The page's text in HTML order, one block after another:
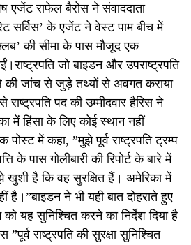
एजेंट राफेल बैरोस ने संवाददाता
सर्विस’ के एजेंट ने वेस्ट पाम बीच में
की सीमा के पास मौजूद एक
जो बाइडन और उपराष्ट्रपति
की जांच से जुड़े तथ्यों से अवगत कराया
राष्ट्रपति पद की उम्मीदवार हैरिस ने
में हिंसा के लिए कोई स्थान नहीं
में कहा, ”मुझे पूर्व राष्ट्रपति ट्रम्प
के पास गोलीबारी की रिपोर्ट के बारे में
खुशी है कि वह सुरक्षित हैं। अमेरिका में
है।”बाइडन ने भी यही बात दोहराते हुए
यह सुनिश्चित करने का निर्देश दिया है
राष्ट्रपति की सुरक्षा सुनिश्चित